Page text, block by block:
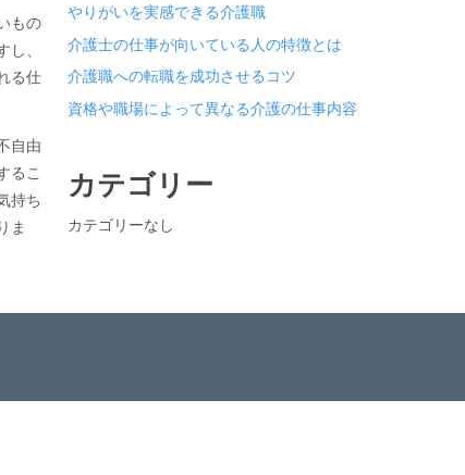
もの
、
る仕
自由
るこ
持ち
ま
やりがいを実感できる介護職
介護士の仕事が向いている人の特徴とは
介護職への転職を成功させるコツ
資格や職場によって異なる介護の仕事内容
カテゴリー
カテゴリーなし